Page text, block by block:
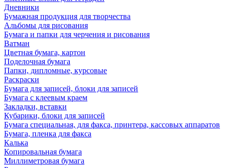
Дневники
Бумажная продукция для творчества
Альбомы для рисования
Бумага и папки для черчения и рисования
Ватман
Цветная бумага, картон
Поделочная бумага
Папки, дипломные, курсовые
Раскраски
Бумага для записей, блоки для записей
Бумага с клеевым краем
Закладки, вставки
Кубарики, блоки для записей
Бумага специальная, для факса, принтера, кассовых аппаратов
Бумага, пленка для факса
Калька
Копировальная бумага
Миллиметровая бумага